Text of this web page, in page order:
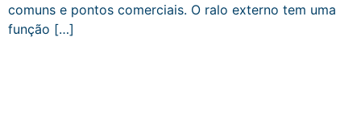
comuns e pontos comerciais. O ralo externo tem uma
função […]